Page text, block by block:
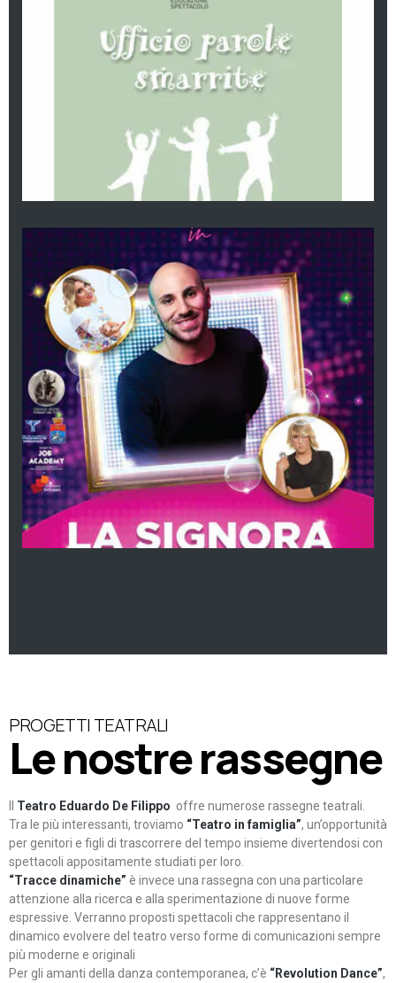
PROGETTI TEATRALI
Le nostre rassegne
Teatro Eduardo De Filippo offre numerose rassegne teatrali.
Tra le più interessanti, troviamo “Teatro in famiglia”, un’opportunità
per genitori e figli di trascorrere del tempo insieme divertendosi con
spettacoli appositamente studiati per loro.
“Tracce dinamiche” è invece una rassegna con una particolare
attenzione alla ricerca e alla sperimentazione di nuove forme
espressive. Verranno proposti spettacoli che rappresentano il
dinamico evolvere del teatro verso forme di comunicazioni sempre
più moderne e originali
Per gli amanti della danza contemporanea, c’è “Revolution Dance”,